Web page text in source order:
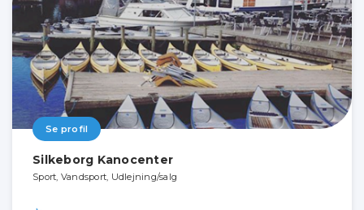
Se profil
Silkeborg Kanocenter
Sport, Vandsport, Udlejning/salg